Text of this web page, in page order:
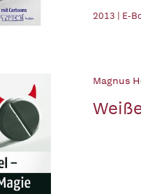
2013 | E-
Magnus